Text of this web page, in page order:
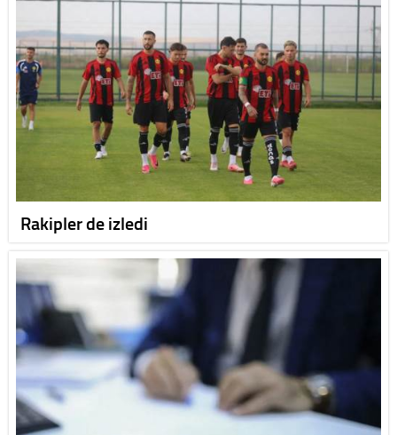
Rakipler de izledi